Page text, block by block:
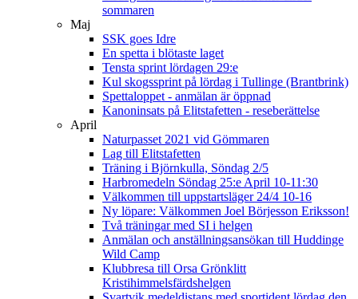
sommaren
Maj
SSK goes Idre
En spetta i blötaste laget
Tensta sprint lördagen 29:e
Kul skogssprint på lördag i Tullinge (Brantbrink)
Spettaloppet - anmälan är öppnad
Kanoninsats på Elitstafetten - reseberättelse
April
Naturpasset 2021 vid Gömmaren
Lag till Elitstafetten
Träning i Björnkulla, Söndag 2/5
Harbromedeln Söndag 25:e April 10-11:30
Välkommen till uppstartsläger 24/4 10-16
Ny löpare: Välkommen Joel Börjesson Eriksson!
Två träningar med SI i helgen
Anmälan och anställningsansökan till Huddinge
Wild Camp
Klubbresa till Orsa Grönklitt
Kristihimmelsfärdshelgen